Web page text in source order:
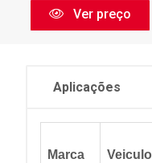
Ver preço
Aplicações
Marca Veiculo